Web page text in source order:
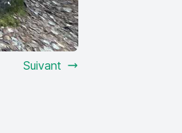
Suivant